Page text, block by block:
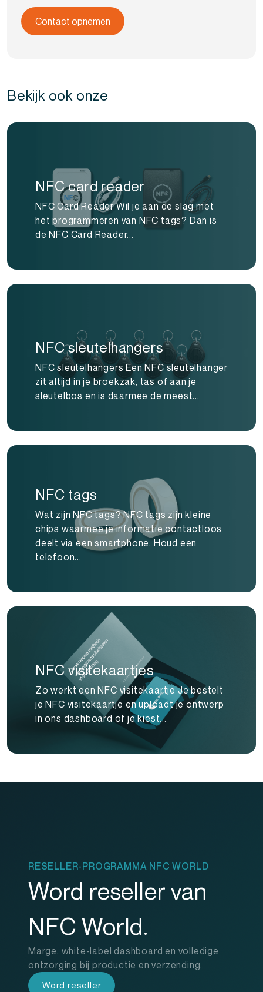
Bekijk ook onze
NFC card reader
NFC Card Reader Wil je aan de slag met
het programmeren van NFC tags? Dan is
de NFC Card Reader...
NFC sleutelhangers
NFC sleutelhangers Een NFC sleutelhanger
zit altijd in je broekzak, tas of aan je
sleutelbos en is daarmee de meest...
NFC tags
Wat zijn NFC tags? NFC tags zijn kleine
chips waarmee je informatie contactloos
deelt via een smartphone. Houd een
telefoon...
NFC visitekaartjes
Zo werkt een NFC visitekaartje Je bestelt
je NFC visitekaartje en uploadt je ontwerp
in ons dashboard of je kiest...
RESELLER-PROGRAMMA NFC WORLD
Word reseller van
NFC World.
Marge, white-label dashboard en volledige
ontzorging bij productie en verzending.
Word reseller